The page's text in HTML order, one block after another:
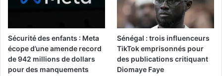
Sécurité des enfants : Meta
écope d’une amende record
de 942 millions de dollars
pour des manquements
Sénégal : trois influenceurs
TikTok emprisonnés pour
des publications critiquant
Diomaye Faye